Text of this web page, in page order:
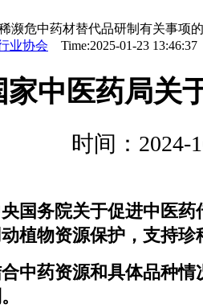
濒危中药材替代品研制有关事项
业协会 Time:2025-01-23 13:46:37
家中医药局关
时间：
国务院关于促进中医
植物资源保护，支持
中药资源和具体品种